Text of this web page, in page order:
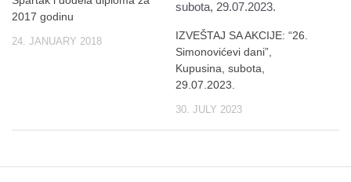
2017 godinu
24. JANUARY 2018
IZVEŠTAJ SA AKCIJE: “26.
Simonovićevi dani”,
Kupusina, subota,
29.07.2023.
30. JULY 2023